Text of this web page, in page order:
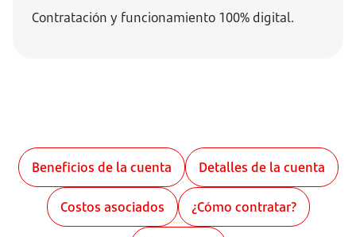
Contratación y funcionamiento 100% digital.
Beneficios de la cuenta Detalles de la cuenta
Costos asociados ¿Cómo contratar?